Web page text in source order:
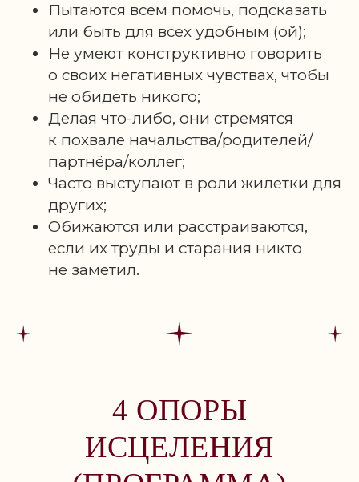
Пытаются всем помочь, подсказать
или быть для всех удобным (ой);
Не умеют конструктивно говорить
о своих негативных чувствах, чтобы
не обидеть никого;
Делая что-либо, они стремятся
к похвале начальства/родителей/
партнёра/коллег;
Часто выступают в роли жилетки для
других;
Обижаются или расстраиваются,
если их труды и старания никто
не заметил.